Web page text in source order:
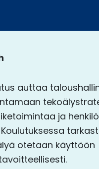
auttaa
ja
otetaan käyttöön